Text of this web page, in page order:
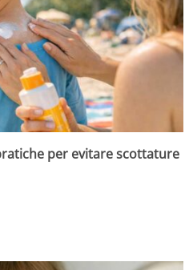
per evitare scottature